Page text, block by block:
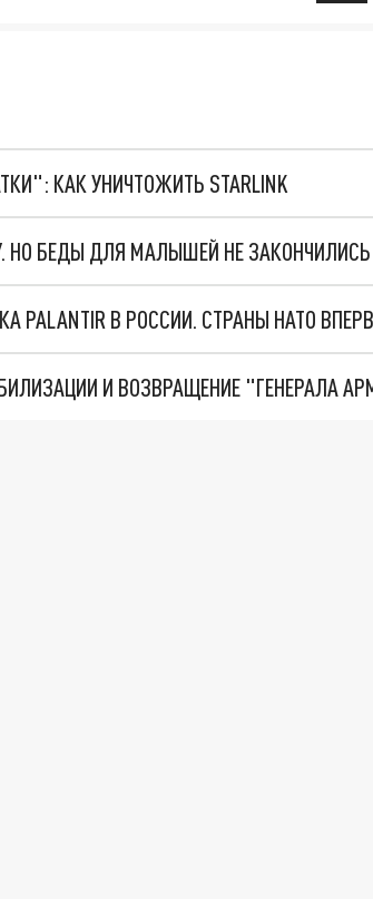
КАК УНИЧТОЖИТЬ STARLINK
НО БЕДЫ ДЛЯ МАЛЫШЕЙ НЕ ЗАКОНЧИЛИСЬ